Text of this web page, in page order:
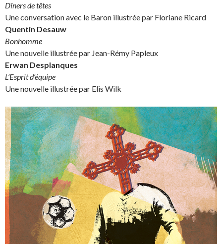
Dîners de têtes
Une conversation avec le Baron illustrée par Floriane Ricard
Quentin Desauw
Bonhomme
Une nouvelle illustrée par Jean-Rémy Papleux
Erwan Desplanques
L’Esprit d’équipe
Une nouvelle illustrée par Elis Wilk